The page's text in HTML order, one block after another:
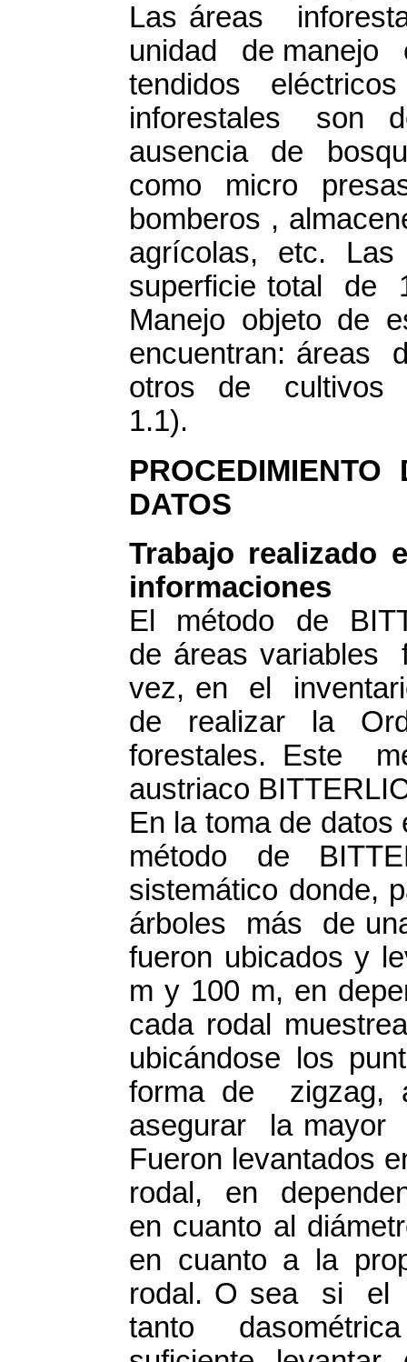
Las áreas
unidad de manejo
tendidos
inforestales son
ausencia de
como micro
bomberos ,
agrícolas, etc.
superficie total de
Manejo objeto de
encuentran: áreas
otros de cultivos
1.1).
DATOS
Trabajo realizado
informaciones
El método de
de áreas variables
vez, en el
de realizar la
forestales. Este
austriaco
En la toma de datos
método de
sistemático
árboles más de
fueron ubicados y
m y 100 m, en
cada rodal
ubicándose los
forma de zigzag,
asegurar la
Fueron levantados
rodal, en
en cuanto al
en cuanto a la
rodal. O sea si el
tanto